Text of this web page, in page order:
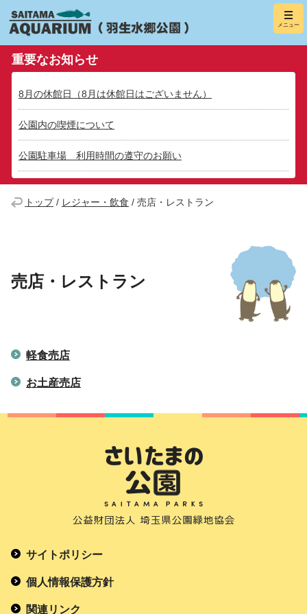
羽生水郷
（さいたま水
メニュー
重要なお知らせ
8月の休館日（8月は休館日はございません）
公園内の喫煙について
公園駐車場 利用時間の遵守のお願い
トップ/ レジャー・飲食 / 売店・レストラン
売店・レストラン
軽食売店
お土産売店
サイトポリシー
個人情報保護方針
関連リンク